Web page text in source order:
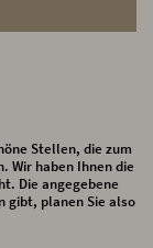
Stellen, die zum
Wir haben Ihnen die
Die angegebene
gibt, planen Sie also